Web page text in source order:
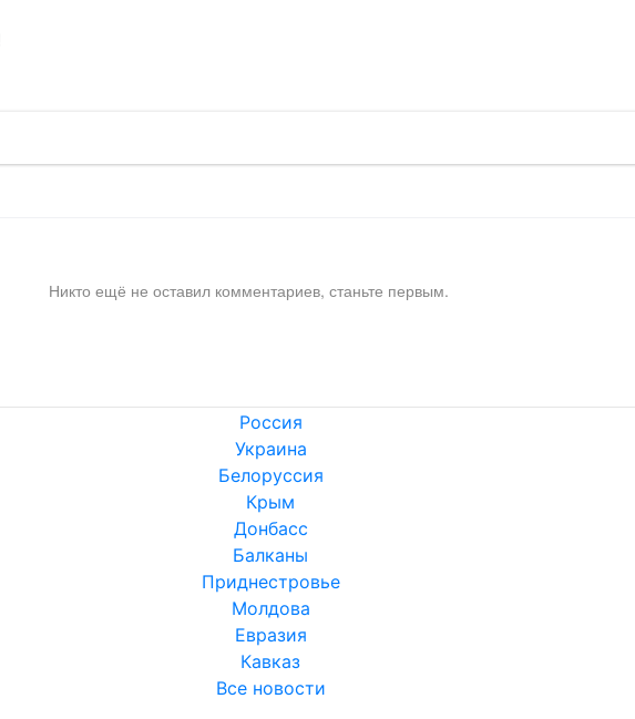
Никто ещё не оставил комментариев, станьте первым.
Россия
Украина
Белоруссия
Крым
Донбасс
Балканы
Приднестровье
Молдова
Евразия
Кавказ
Все новости